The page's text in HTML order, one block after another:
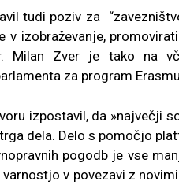
tudi poziv za
v izobraževanje,
Milan Zver je tako na
za program
izpostavil, da »največji
dela. Delo s pomočjo
pogodb je vse
v povezavi z